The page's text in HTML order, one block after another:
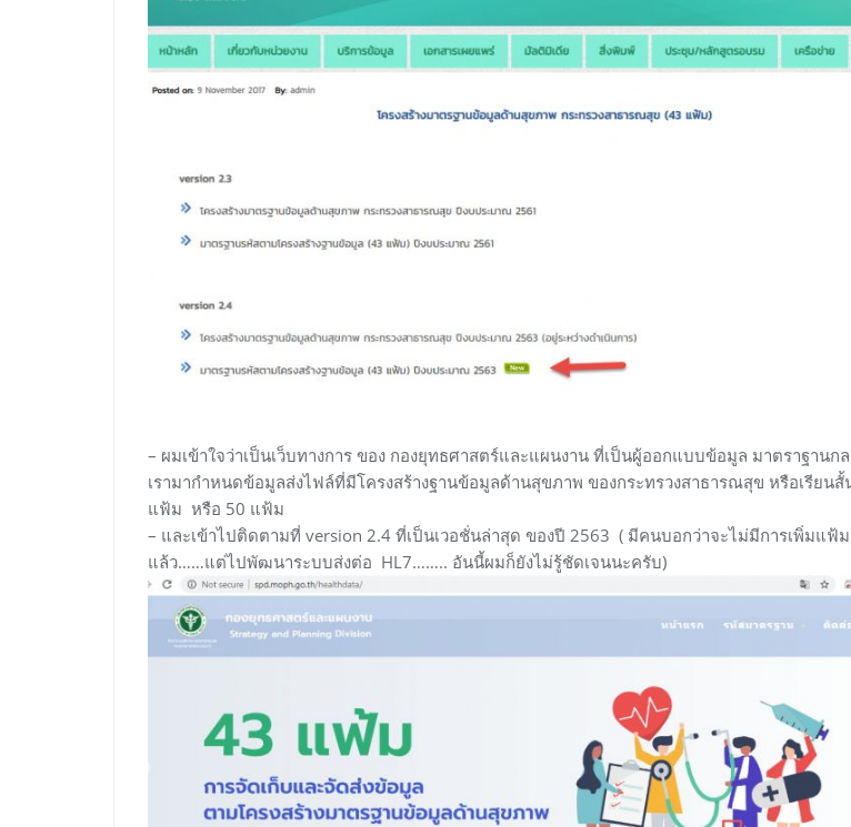
– ผมเข้าใจว่าเป็นเว็บทางการ ของ กองยุทธศาสตร์และแผนงาน ที่เป็นผู้ออกแบบข้อมูล มาตราฐานกล
เรามากำหนดข้อมูลส่งไฟล์ที่มีโครงสร้างฐานข้อมูลด้านสุขภาพ ของกระทรวงสาธารณสุข หรือเรียนสั้
แฟ้ม หรือ 50 แฟ้ม
– และเข้าไปติดตามที่ version 2.4 ที่เป็นเวอชั่นล่าสุด ของปี 2563 ( มีคนบอกว่าจะไม่มีการเพิ่มแฟ้
แล้ว……แต่ไปพัฒนาระบบส่งต่อ HL7…….. อันนี้ผมก็ยังไม่รู้ชัดเจนนะครับ)